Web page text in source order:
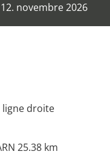
12. novembre 2026
ligne droite
25.38 km